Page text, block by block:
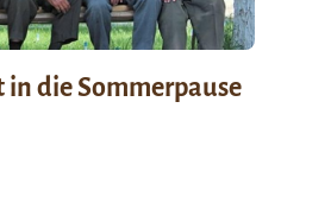
die Sommerpause